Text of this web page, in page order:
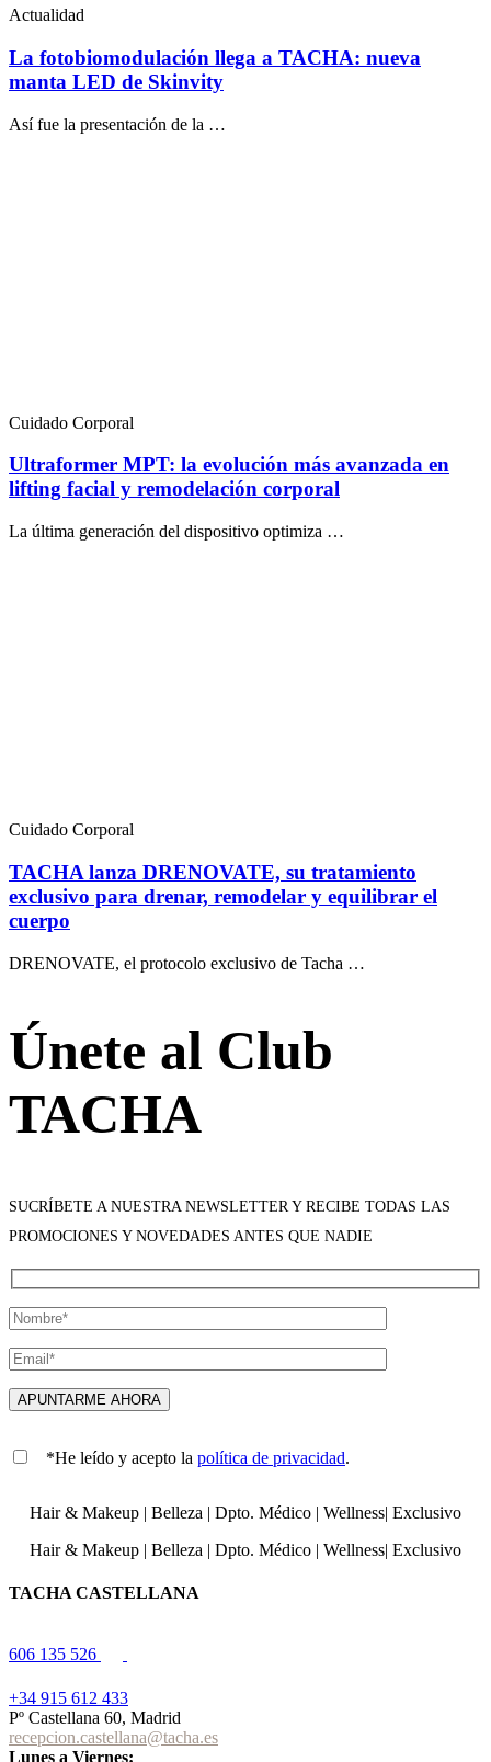
Actualidad
La fotobiomodulación llega a TACHA: nueva
manta LED de Skinvity
Así fue la presentación de la …
Cuidado Corporal
Ultraformer MPT: la evolución más avanzada en
lifting facial y remodelación corporal
La última generación del dispositivo optimiza …
Cuidado Corporal
TACHA lanza DRENOVATE, su tratamiento
exclusivo para drenar, remodelar y equilibrar el
cuerpo
DRENOVATE, el protocolo exclusivo de Tacha …
Únete al Club
TACHA
SUCRÍBETE A NUESTRA NEWSLETTER Y RECIBE TODAS LAS
PROMOCIONES Y NOVEDADES ANTES QUE NADIE
*He leído y acepto la política de privacidad.
Hair & Makeup | Belleza | Dpto. Médico | Wellness| Exclusivo
Hair & Makeup | Belleza | Dpto. Médico | Wellness| Exclusivo
TACHA CASTELLANA
606 135 526
+34 915 612 433
Pº Castellana 60, Madrid
recepcion.castellana@tacha.es
Lunes a Viernes: